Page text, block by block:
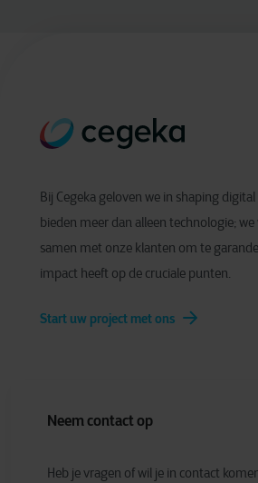
Bij Cegeka geloven we in shaping
bieden meer dan alleen technologie;
samen met onze klanten om te
impact heeft op de cruciale punten.
Start uw project met ons
Neem contact op
Heb je vragen of wil je in contact